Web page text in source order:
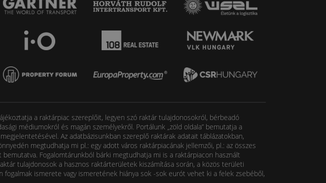
a raktárpiac szereplőit, legyen szó raktár tulajdonosokról, bérbeadó
médiumokról és magán személyekről. Portálunk „zöld oldala” bemutatja a
Az adatbázisunkban szereplő raktárak adatait táblázatokban,
megtudhatja mi pl.: egy adott város raktárpiacának jellemzői, pl.: az összes
Fogalomtárunkból bárki megtudhatja mi is a raktárpiacon használt
tulajdonosok a hasznos raktárterületek kiszámítása során, a közös területi
fogalmak ismerete vagy ismeretének hiánya sok -sok eurót vehet ki a felek zsebéből,